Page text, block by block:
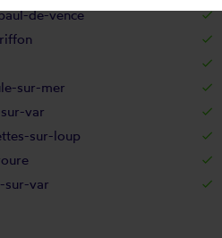
de-vence
sur-mer
var
sur-loup
sur-var